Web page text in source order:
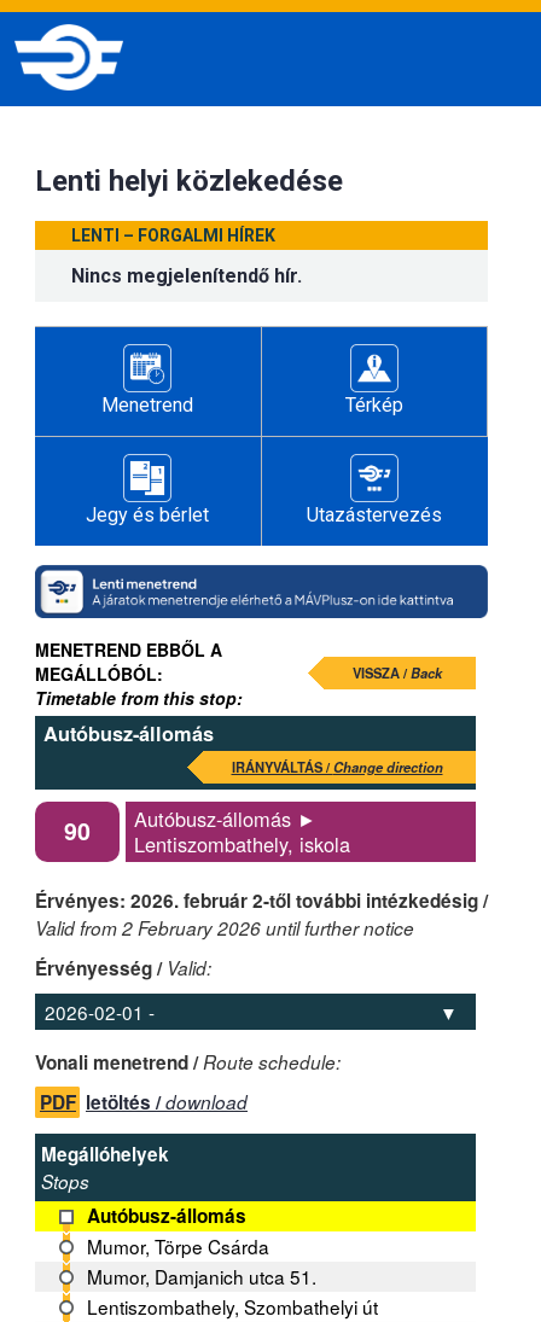
Lenti helyi közlekedése
LENTI – FORGALMI HÍREK
Nincs megjelenítendő hír.
Menetrend Térkép
Jegy és bérlet Utazástervezés
MENETREND EBBŐL A
MEGÁLLÓBÓL:
Timetable from this stop:
VISSZA /Back
Autóbusz-állomás
IRÁNYVÁLTÁS /Change direction
90
Autóbusz-állomás ►
Lentiszombathely, iskola
Érvényes: 2026. február 2-től további intézkedésig /
Valid from 2 February 2026 until further notice
Érvényesség / Valid:
Vonali menetrend /Route schedule:
PDF letöltés /download
Megállóhelyek
Stops
Autóbusz-állomás
Mumor, Törpe Csárda
Mumor, Damjanich utca 51.
Lentiszombathely, Szombathelyi út